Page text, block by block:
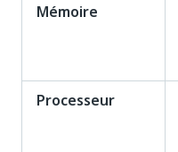
Mémoire
Processeur